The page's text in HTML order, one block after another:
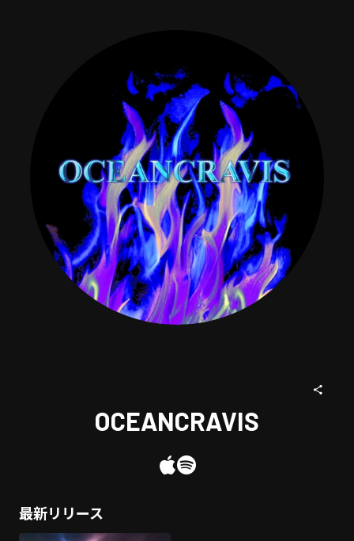
OCEANCRAVIS
最新リリース